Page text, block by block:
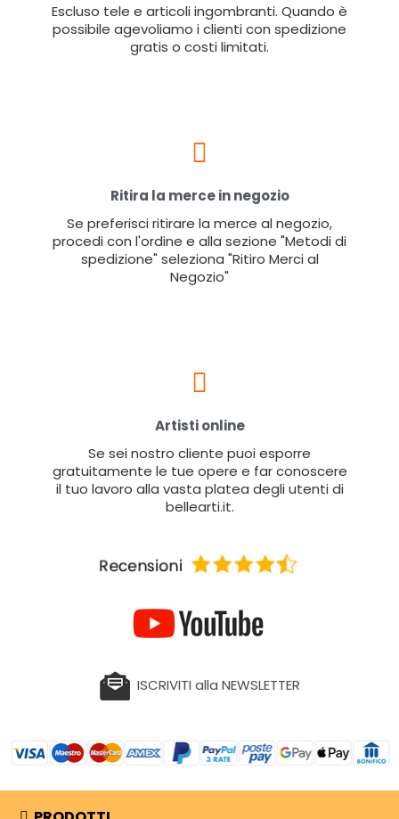
Escluso tele e articoli ingombranti. Quando è
possibile agevoliamo i clienti con spedizione
gratis o costi limitati.
Ritira la merce in negozio
Se preferisci ritirare la merce al negozio,
procedi con l'ordine e alla sezione "Metodi di
spedizione" seleziona "Ritiro Merci al
Negozio"
Artisti online
Se sei nostro cliente puoi esporre
gratuitamente le tue opere e far conoscere
il tuo lavoro alla vasta platea degli utenti di
bellearti.it.
ISCRIVITI alla NEWSLETTER